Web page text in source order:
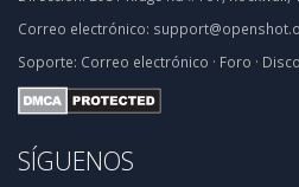
Correo electrónico:
Soporte: Correo electrónico · Foro ·
SÍGUENOS